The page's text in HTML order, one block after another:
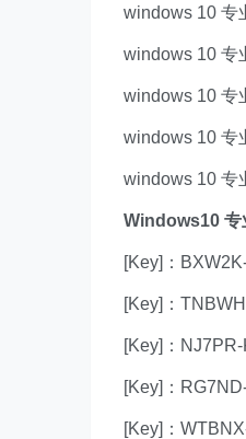
windows 10 专
windows 10 专
windows 10 专
windows 10 专
windows 10 专
Windows10 专
[Key]：
[Key]：
[Key]：
[Key]：
[Key]：